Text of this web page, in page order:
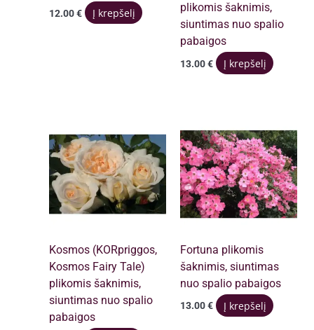
12.00€ Į krepšelį
plikomis šaknimis,
siuntimas nuo spalio
pabaigos
13.00€ Į krepšelį
Kosmos (KORpriggos,
Kosmos Fairy Tale)
plikomis šaknimis,
siuntimas nuo spalio
pabaigos
Fortuna plikomis
šaknimis, siuntimas
nuo spalio pabaigos
13.00€ Į krepšelį